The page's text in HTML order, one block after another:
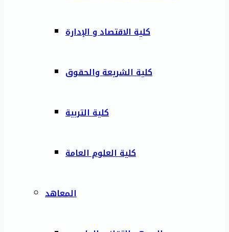
كلية الاقتصاد و الإدارة
كلية الشريعة والحقوق
كلية التربية
كلية العلوم العامة
المعاهد